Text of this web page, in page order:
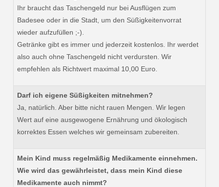
Ihr braucht das Taschengeld nur bei Ausflügen zum
Badesee oder in die Stadt, um den Süßigkeitenvorrat
wieder aufzufüllen ;-).
Getränke gibt es immer und jederzeit kostenlos. Ihr werdet
also auch ohne Taschengeld nicht verdursten. Wir
empfehlen als Richtwert maximal 10,00 Euro.
Darf ich eigene Süßigkeiten mitnehmen?
Ja, natürlich. Aber bitte nicht rauen Mengen. Wir legen
Wert auf eine ausgewogene Ernährung und ökologisch
korrektes Essen welches wir gemeinsam zubereiten.
Mein Kind muss regelmäßig Medikamente einnehmen.
Wie wird das gewährleistet, dass mein Kind diese
Medikamente auch nimmt?